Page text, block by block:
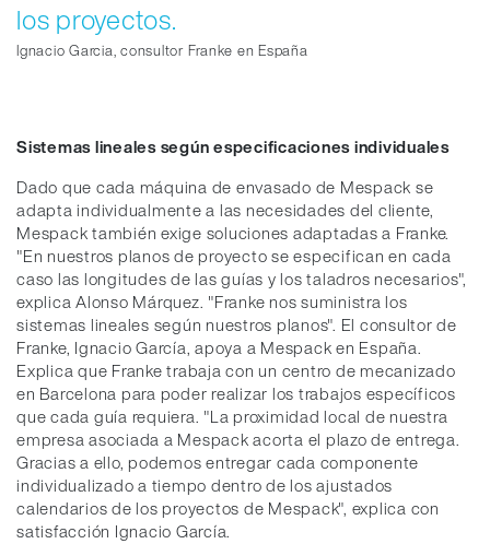
los proyectos.
Ignacio Garcia, consultor Franke en España
Sistemas lineales según especificaciones individuales
Dado que cada máquina de envasado de Mespack se
adapta individualmente a las necesidades del cliente,
Mespack también exige soluciones adaptadas a Franke.
"En nuestros planos de proyecto se especifican en cada
caso las longitudes de las guías y los taladros necesarios",
explica Alonso Márquez. "Franke nos suministra los
sistemas lineales según nuestros planos". El consultor de
Franke, Ignacio García, apoya a Mespack en España.
Explica que Franke trabaja con un centro de mecanizado
en Barcelona para poder realizar los trabajos específicos
que cada guía requiera. "La proximidad local de nuestra
empresa asociada a Mespack acorta el plazo de entrega.
Gracias a ello, podemos entregar cada componente
individualizado a tiempo dentro de los ajustados
calendarios de los proyectos de Mespack", explica con
satisfacción Ignacio García.